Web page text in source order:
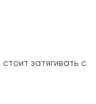
затягивать с